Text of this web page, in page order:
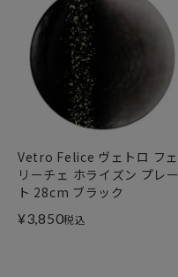
Vetro Felice ヴェトロ フェ
リーチェ ホライズン プレー
ト 28cm ブラック
¥3,850税込